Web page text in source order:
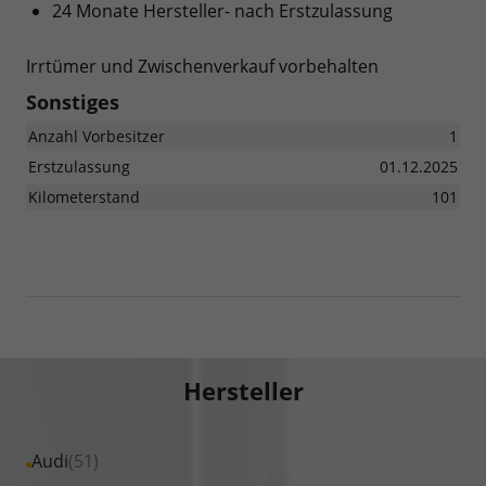
24 Monate Hersteller- nach Erstzulassung
Irrtümer und Zwischenverkauf vorbehalten
Sonstiges
Anzahl Vorbesitzer
1
Erstzulassung
01.12.2025
Kilometerstand
101
Hersteller
Audi(51)
Alle